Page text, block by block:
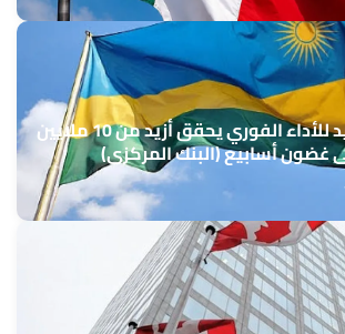
رواندا.. نظام جديد للأداء الفوري يحقق أزيد من 10 ملايين
غضون أسابيع (البنك المركزي)